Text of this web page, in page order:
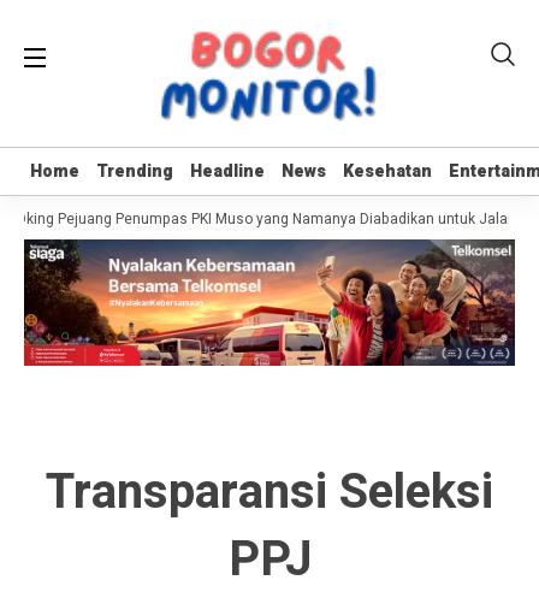
Home Trending Headline News Kesehatan
Home Trending Headline News Kesehatan
Oking Pejuang Penumpas PKI Muso yang Namanya Diabadikan untuk Jalan di
Transparansi Seleksi
PPJ